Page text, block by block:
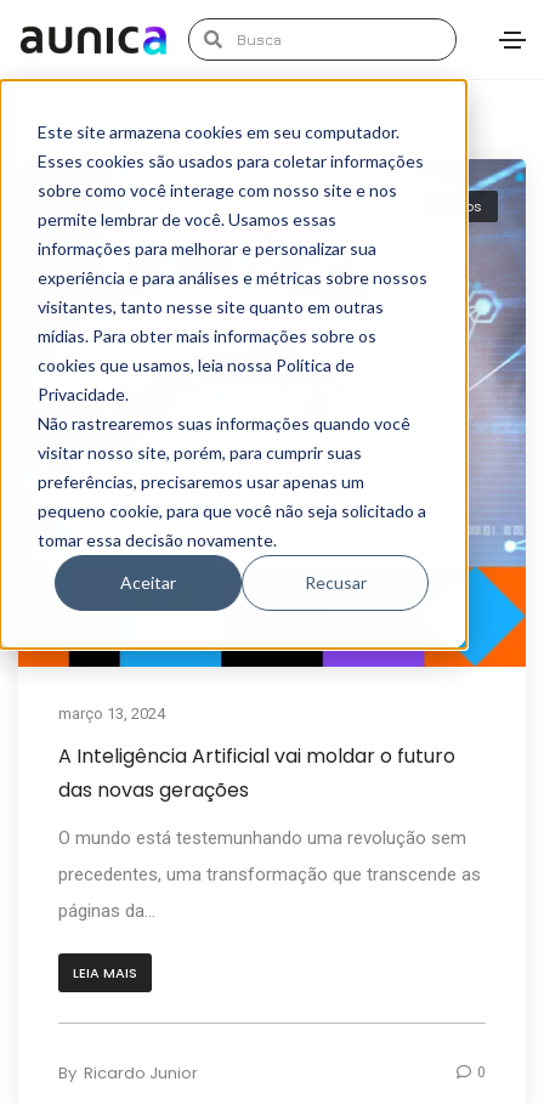
Este site armazena cookies em seu computador.
Esses cookies são usados para coletar informações
sobre como você interage com nosso site e nos
permite lembrar de você. Usamos essas
informações para melhorar e personalizar sua
experiência e para análises e métricas sobre nossos
visitantes, tanto nesse site quanto em outras
mídias. Para obter mais informações sobre os
cookies que usamos, leia nossa Política de
Privacidade.
Não rastrearemos suas informações quando você
visitar nosso site, porém, para cumprir suas
preferências, precisaremos usar apenas um
pequeno cookie, para que você não seja solicitado a
tomar essa decisão novamente.
Aceitar Recusar
Artigos
março 13, 2024
A Inteligência Artificial vai moldar o futuro
das novas gerações
O mundo está testemunhando uma revolução sem
precedentes, uma transformação que transcende as
páginas da...
LEIA MAIS
By Ricardo Junior 0